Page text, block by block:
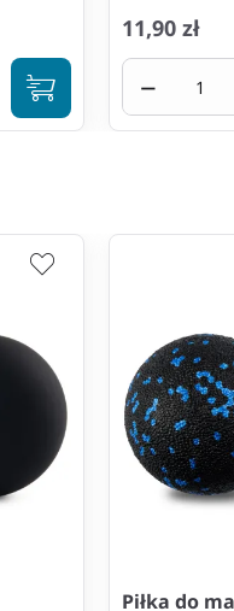
11,90 zł
−
Piłka do